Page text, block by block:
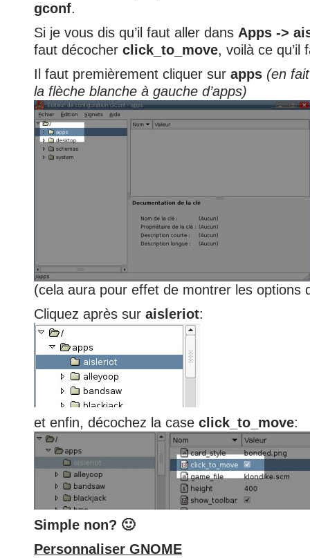
gconf.
Si je vous dis qu’il faut aller dans Apps ->
faut décocher click_to_move, voilà ce qu’il
Il faut premièrement cliquer sur apps (en
la flèche blanche à gauche d’apps)
(cela aura pour effet de montrer les options
Cliquez après sur aisleriot:
et enfin, décochez la case click_to_move:
Simple non? 🙂
Personnaliser GNOME